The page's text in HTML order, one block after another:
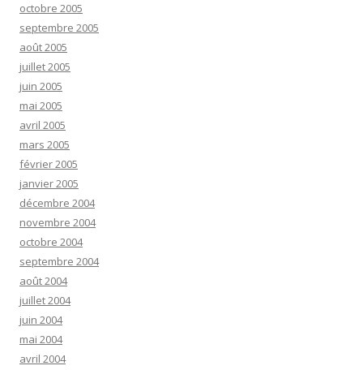
octobre 2005
septembre 2005
août 2005
juillet 2005
juin 2005
mai 2005
avril 2005
mars 2005
février 2005
janvier 2005
décembre 2004
novembre 2004
octobre 2004
septembre 2004
août 2004
juillet 2004
juin 2004
mai 2004
avril 2004